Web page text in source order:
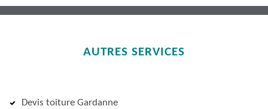
AUTRES SERVICES
Devis toiture Gardanne